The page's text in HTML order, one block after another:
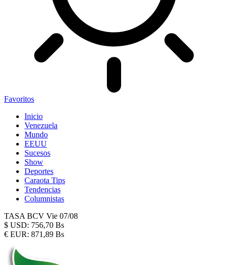
Favoritos
Inicio
Venezuela
Mundo
EEUU
Sucesos
Show
Deportes
Caraota Tips
Tendencias
Columnistas
TASA BCV Vie 07/08
$ USD: 756,70 Bs
€ EUR: 871,89 Bs